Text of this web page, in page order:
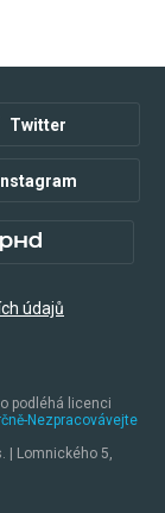
údajů
Twitter
Instagram
podléhá licenci
Nezpracovávejte
| Lomnického 5,